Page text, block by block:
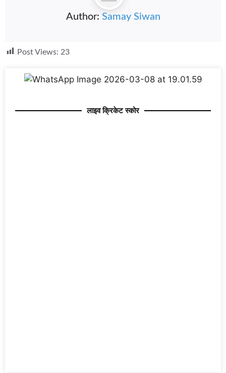
Author: Samay Siwan
Post Views: 23
लाइव क्रिकेट स्कोर